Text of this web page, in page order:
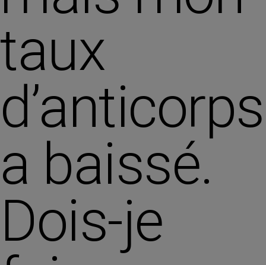
taux
d’anticorps
a baissé.
Dois-je